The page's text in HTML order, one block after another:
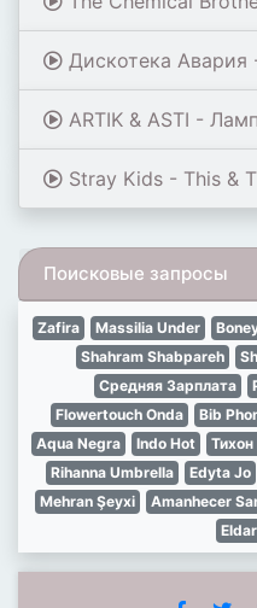
Дискотека Авария - КУКЛА
ARTIK & ASTI -
Stray Kids - This &
Поисковые запросы
Zafira Massilia Under
Shahram Shabpareh
Средняя Зарплата
Flowertouch Onda
Bib
Aqua Negra
Indo Hot Тихон
Rihanna Umbrella
Edyta Jo
Mehran Şeyxi
Amanhecer